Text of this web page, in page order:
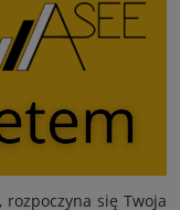
się Twoja